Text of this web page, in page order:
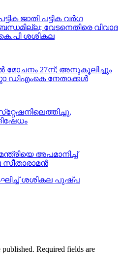
ജാതി പട്ടിക വര്‍ഗ
വേടനെതിരെ വിവാദ
ശശികല
മോചനം 27ന്; അനുകൂലിച്ചും
ഡിഎംകെ നേതാക്കള്‍
അപമാനിച്ച്
സീതാരാമന്‍
ശശികല പുഷ്പ
published. Required fields are